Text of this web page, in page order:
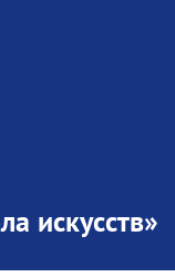
искусств»